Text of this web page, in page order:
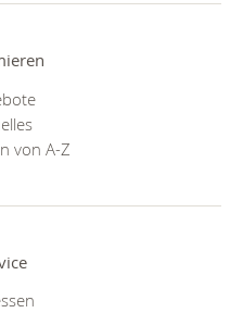
von A-Z